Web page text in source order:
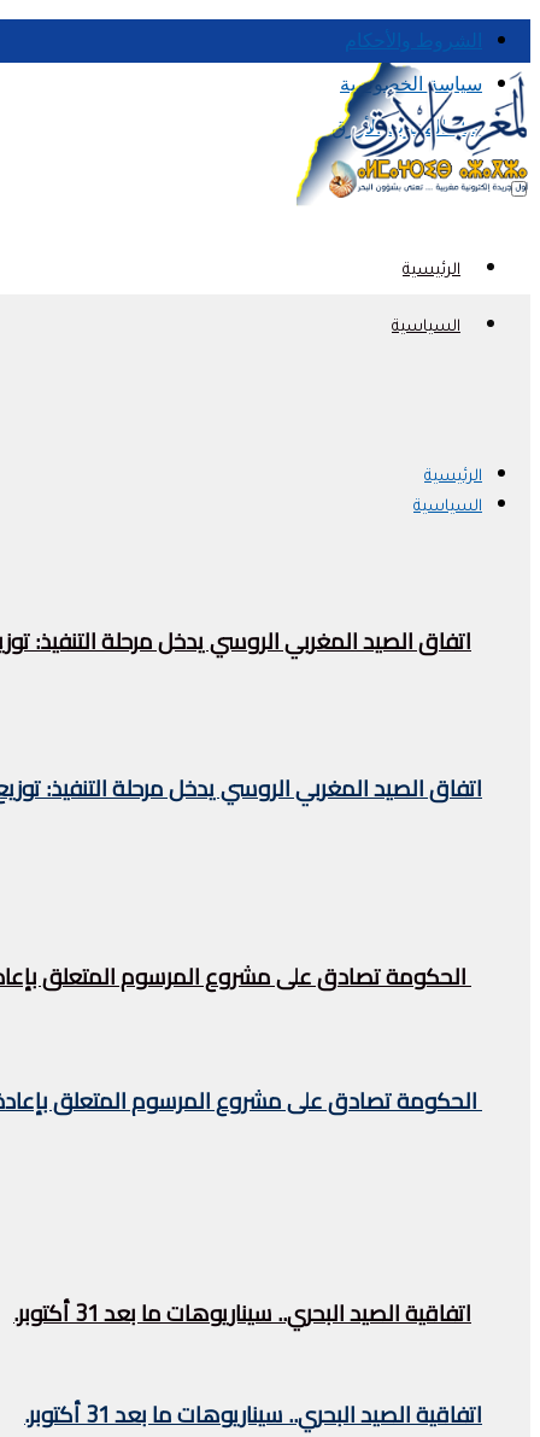
الشروط والأحكام
سياسة الخصوصية
قناة المغرب الأزرق
الرئيسية
السياسية
اتفاق الصيد المغربي الروسي يدخل مرحلة التنفيذ:
الحكومة تصادق على مشروع المرسوم المتعلق
اتفاقية الصيد البحري.. سيناريوهات ما بعد 31 أكتوبر.
الرئيسية
السياسية
اتفاق الصيد المغربي الروسي يدخل مرحلة التنفيذ:
الحكومة تصادق على مشروع المرسوم المتعلق
اتفاقية الصيد البحري.. سيناريوهات ما بعد 31 أكتوبر.